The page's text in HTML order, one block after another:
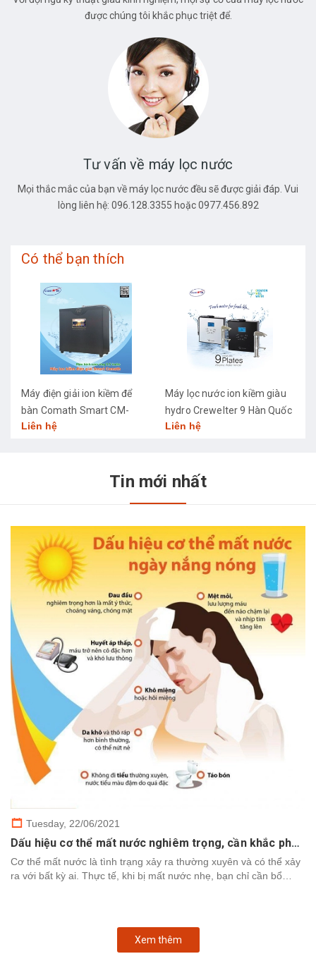
được chúng tôi khắc phục triệt để.
Tư vấn về máy lọc nước
Mọi thắc mắc của bạn về máy lọc nước đều sẽ được giải đáp. Vui
lòng liên hệ: 096.128.3355 hoặc 0977.456.892
Có thể bạn thích
Máy điện giải ion kiềm để
bàn Comath Smart CM-
3668
Liên hệ
Máy lọc nước ion kiềm giàu
hydro Crewelter 9 Hàn Quốc
Liên hệ
Tin mới nhất
Tuesday, 22/06/2021
Dấu hiệu cơ thể mất nước nghiêm trọng, cần khắc phục nhanh chóng
Cơ thể mất nước là tình trạng xảy ra thường xuyên và có thể xảy
ra với bất kỳ ai. Thực tế, khi bị mất nước nhẹ, bạn chỉ cần bổ
Xem thêm